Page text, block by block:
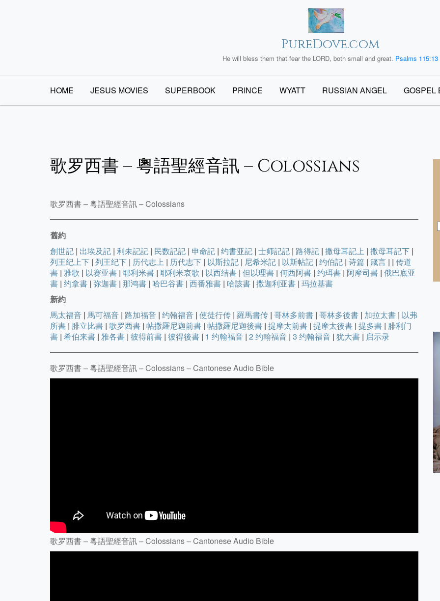
PureDove.com
He will bless them that fear the LORD, both small and great. Psalms 115:13
HOME JESUS MOVIES SUPERBOOK PRINCE WYATT RUSSIAN ANGEL GOSPEL
歌罗西書 – 粵語聖經音訊 – Colossians
歌罗西書 – 粵語聖經音訊 – Colossians
舊約
創世記 | 出埃及記 | 利未記記 | 民数記記 | 申命記 | 约書亚記 | 士师記記 | 路得記 | 撒母耳記上 | 撒母耳記下 |
列王纪上下 | 列王纪下 | 历代志上 | 历代志下 | 以斯拉記 | 尼希米記 | 以斯帖記 | 约伯記 | 诗篇 | 箴言 | | 传道
書 | 雅歌 | 以赛亚書 | 耶利米書 | 耶利米哀歌 | 以西结書 | 但以理書 | 何西阿書 | 约珥書 | 阿摩司書 | 俄巴底亚
書 | 约拿書 | 弥迦書 | 那鸿書 | 哈巴谷書 | 西番雅書 | 哈該書 | 撒迦利亚書 | 玛拉基書
新約
馬太福音 | 馬可福音 | 路加福音 | 约翰福音 | 使徒行传 | 羅馬書传 | 哥林多前書 | 哥林多後書 | 加拉太書 | 以弗
所書 | 腓立比書 | 歌罗西書 | 帖撒羅尼迦前書 | 帖撒羅尼迦後書 | 提摩太前書 | 提摩太後書 | 提多書 | 腓利门
書 | 希伯来書 | 雅各書 | 彼得前書 | 彼得後書 | 1 约翰福音 | 2 约翰福音 | 3 约翰福音 | 犹大書 | 启示录
歌罗西書 – 粵語聖經音訊 – Colossians – Cantonese Audio Bible
歌罗西書 – 粵語聖經音訊 – Colossians – Cantonese Audio Bible